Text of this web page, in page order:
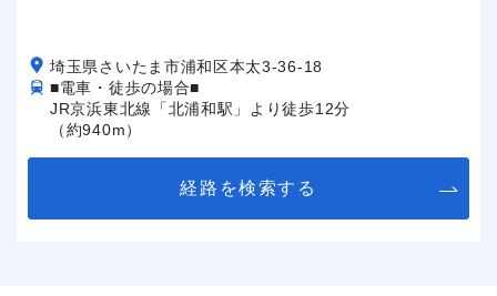
埼玉県さいたま市浦和区本太3-36-18
■電車・徒歩の場合■
JR京浜東北線「北浦和駅」より徒歩12分
（約940m）
経路を検索する